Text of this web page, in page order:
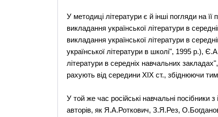
У методиці літератури є й інші погляди на
викладання української літератури в
викладання української літератури в
української літератури в школі", 1995 р.),
літератури в середніх навчальних
рахують від середини ХІХ ст., збіднюючи
У той же час російські навчальні посібники з
авторів, як Я.А.Роткович, З.Я.Рез,